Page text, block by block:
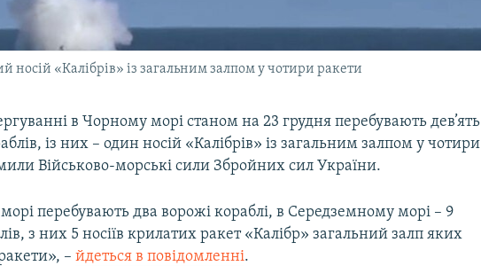
носій «Калібрів» із загальним залпом у чотири ракети
в Чорному морі станом на 23 грудня перебувають дев’ять
із них – один носій «Калібрів» із загальним залпом у чотири
Військово-морські сили Збройних сил України.
перебувають два ворожі кораблі, в Середземному морі – 9
з них 5 носіїв крилатих ракет «Калібр» загальний залп яких
–йдеться в повідомленні.